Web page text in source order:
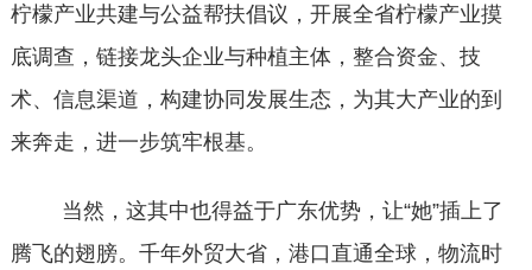
柠檬产业共建与公益帮扶倡议，开展全省柠檬产业摸
底调查，链接龙头企业与种植主体，整合资金、技
术、信息渠道，构建协同发展生态，为其大产业的到
来奔走，进一步筑牢根基。
当然，这其中也得益于广东优势， 让“她”插上了
腾飞的翅膀。千年外贸大省，港口直通全球，物流时